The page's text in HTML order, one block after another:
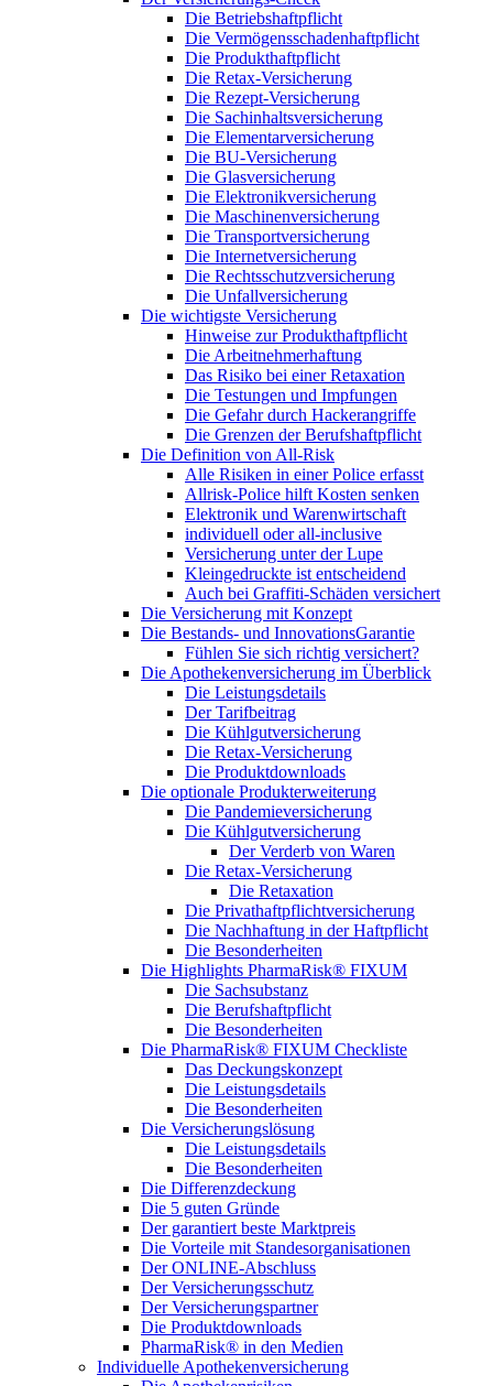
Die Betriebshaftpflicht
Die Vermögensschadenhaftpflicht
Die Produkthaftpflicht
Die Retax-Versicherung
Die Rezept-Versicherung
Die Sachinhaltsversicherung
Die Elementarversicherung
Die BU-Versicherung
Die Glasversicherung
Die Elektronikversicherung
Die Maschinenversicherung
Die Transportversicherung
Die Internetversicherung
Die Rechtsschutzversicherung
Die Unfallversicherung
Die wichtigste Versicherung
Hinweise zur Produkthaftpflicht
Die Arbeitnehmerhaftung
Das Risiko bei einer Retaxation
Die Testungen und Impfungen
Die Gefahr durch Hackerangriffe
Die Grenzen der Berufshaftpflicht
Die Definition von All-Risk
Alle Risiken in einer Police erfasst
Allrisk-Police hilft Kosten senken
Elektronik und Warenwirtschaft
individuell oder all-inclusive
Versicherung unter der Lupe
Kleingedruckte ist entscheidend
Auch bei Graffiti-Schäden versichert
Die Versicherung mit Konzept
Die Bestands- und InnovationsGarantie
Fühlen Sie sich richtig versichert?
Die Apothekenversicherung im Überblick
Die Leistungsdetails
Der Tarifbeitrag
Die Kühlgutversicherung
Die Retax-Versicherung
Die Produktdownloads
Die optionale Produkterweiterung
Die Pandemieversicherung
Die Kühlgutversicherung
Der Verderb von Waren
Die Retax-Versicherung
Die Retaxation
Die Privathaftpflichtversicherung
Die Nachhaftung in der Haftpflicht
Die Besonderheiten
Die Highlights PharmaRisk® FIXUM
Die Sachsubstanz
Die Berufshaftpflicht
Die Besonderheiten
Die PharmaRisk® FIXUM Checkliste
Das Deckungskonzept
Die Leistungsdetails
Die Besonderheiten
Die Versicherungslösung
Die Leistungsdetails
Die Besonderheiten
Die Differenzdeckung
Die 5 guten Gründe
Der garantiert beste Marktpreis
Die Vorteile mit Standesorganisationen
Der ONLINE-Abschluss
Der Versicherungsschutz
Der Versicherungspartner
Die Produktdownloads
PharmaRisk® in den Medien
Individuelle Apothekenversicherung